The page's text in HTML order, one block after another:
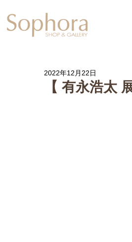
【 有永浩太
2022年12月22日